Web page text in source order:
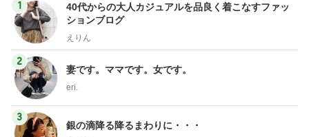
1
40代からの大人カジュアルを品良く着こなすファッ
ションブログ
えりん
2
妻です。ママです。女です。
eri.
3
銀の滴降る降るまわりに・・・